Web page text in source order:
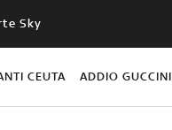
Sky
CEUTA ADDIO GUCCINI